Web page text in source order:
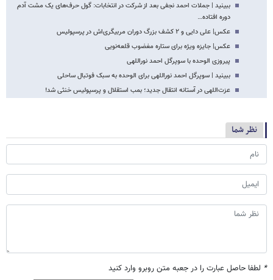
ببینید | جملات احمد نجفی بعد از شرکت در انتخابات: گول حرف‌های یک مشت آدم
دوره افتاده…
عکس‌| علی دایی و ۲ کشف بزرگ دوران مربیگری‌اش در پرسپولیس
عکس‌| جایزه ویژه برای ستاره مغضوب قلعه‌نویی
پیروزی الوحده با سوپرگل احمد نوراللهی
ببینید | سوپرگل احمد نوراللهی برای الوحده به سبک فوتبال ساحلی
عزت‌اللهی در آستانه انتقال جدید؛ بمب استقلال و پرسپولیس خنثی شد!
نظر شما
* لطفا حاصل عبارت را در جعبه متن روبرو وارد کنید